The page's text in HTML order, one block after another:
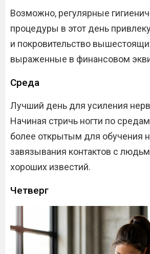
Возможно, регулярные
процедуры в этот день
и покровительство
выраженные в финансовом
Среда
Лучший день для усиления
Начиная стричь ногти по
более открытым для обучения
завязывания контактов с
хороших известий.
Четверг